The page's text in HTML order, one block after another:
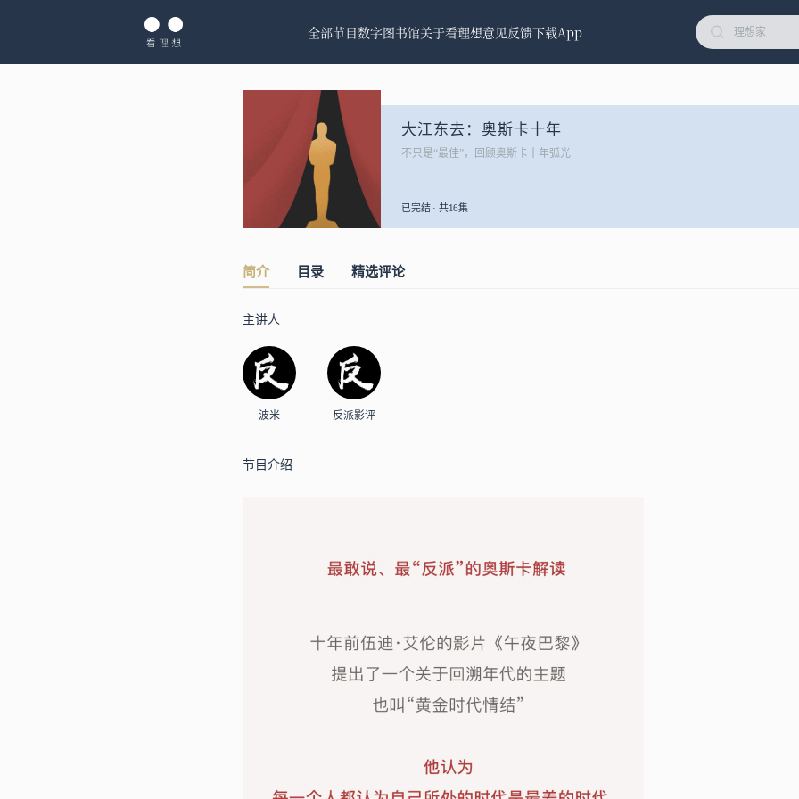
全部节目数字图书馆关于看理想意见反馈下载App
大江东去：奥斯卡十年
不只是“最佳”，回顾奥斯卡十年弧光
已完结 · 共16集
简介 目录 精选评论
主讲人
波米 反派影评
节目介绍